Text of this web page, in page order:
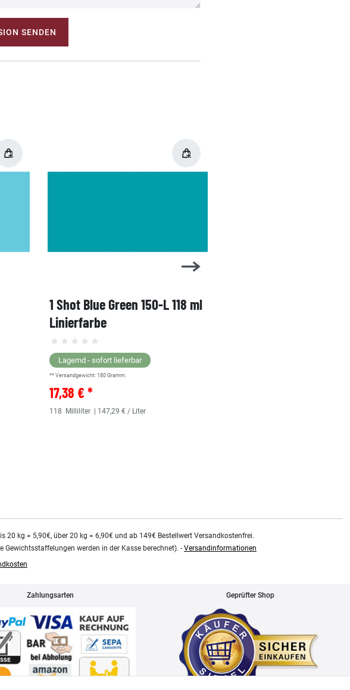
SENDEN
1 Shot Blue Green 150-L 118 ml
Linierfarbe
Lagernd - sofort lieferbar
** Versandgewicht:180 Gramm.
17,38 € *
118 Milliliter | 147,29 € / Liter
kg = 5,90€, über 20 kg = 6,90€ und ab 149€ Bestellwert Versandkostenfrei.
werden in der Kasse berechnet). - Versandinformationen
Zahlungsarten Geprüfter Shop